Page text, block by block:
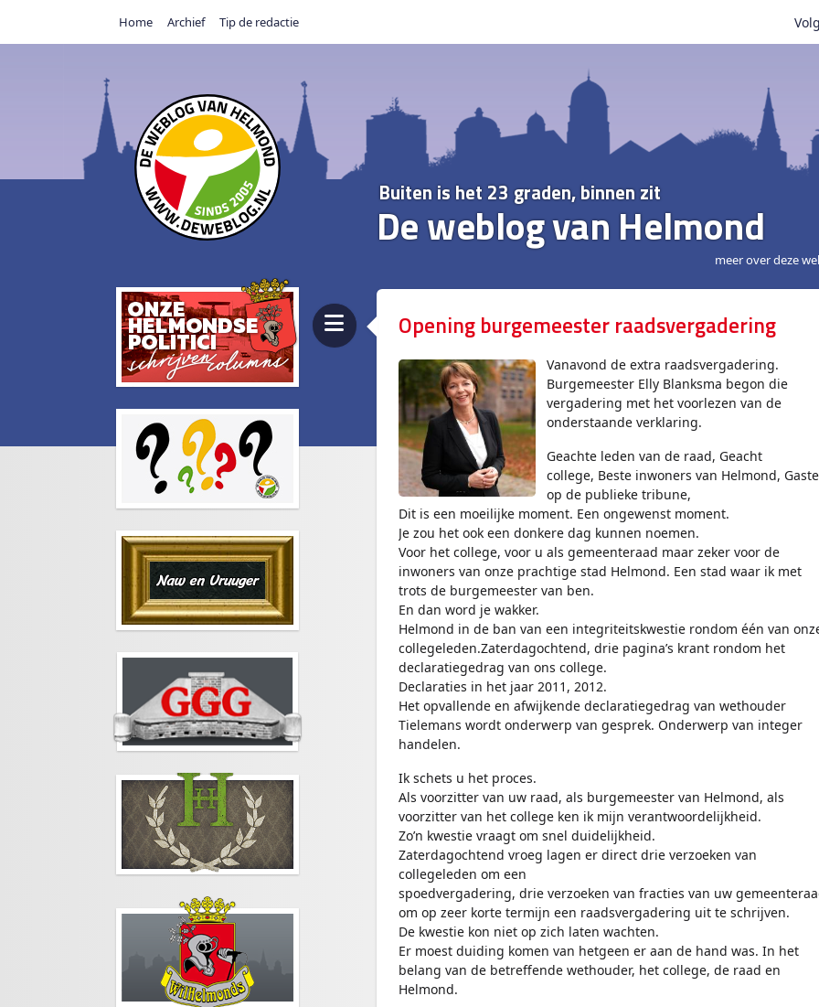
Home Archief Tip de redactie
Buiten is het 23 graden, binnen zit
De weblog van Helmond
meer over deze
Opening burgemeester raadsvergadering
Vanavond de extra raadsvergadering.
Burgemeester Elly Blanksma begon die
vergadering met het voorlezen van de
onderstaande verklaring.
Geachte leden van de raad, Geacht
college, Beste inwoners van Helmond,
op de publieke tribune,
Dit is een moeilijke moment. Een ongewenst moment.
Je zou het ook een donkere dag kunnen noemen.
Voor het college, voor u als gemeenteraad maar zeker voor de
inwoners van onze prachtige stad Helmond. Een stad waar ik met
trots de burgemeester van ben.
En dan word je wakker.
Helmond in de ban van een integriteitskwestie rondom één van
collegeleden.Zaterdagochtend, drie pagina’s krant rondom het
declaratiegedrag van ons college.
Declaraties in het jaar 2011, 2012.
Het opvallende en afwijkende declaratiegedrag van wethouder
Tielemans wordt onderwerp van gesprek. Onderwerp van integer
handelen.
Ik schets u het proces.
Als voorzitter van uw raad, als burgemeester van Helmond, als
voorzitter van het college ken ik mijn verantwoordelijkheid.
Zo’n kwestie vraagt om snel duidelijkheid.
Zaterdagochtend vroeg lagen er direct drie verzoeken van
collegeleden om een
spoedvergadering, drie verzoeken van fracties van uw
om op zeer korte termijn een raadsvergadering uit te schrijven.
De kwestie kon niet op zich laten wachten.
Er moest duiding komen van hetgeen er aan de hand was. In het
belang van de betreffende wethouder, het college, de raad en
Helmond.